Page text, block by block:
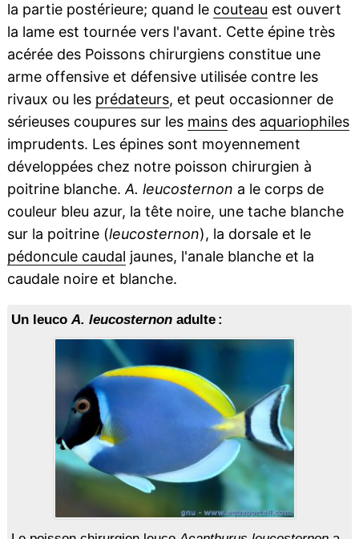
la partie postérieure; quand le couteau est ouvert
la lame est tournée vers l'avant. Cette épine très
acérée des Poissons chirurgiens constitue une
arme offensive et défensive utilisée contre les
rivaux ou les prédateurs, et peut occasionner de
sérieuses coupures sur les mainsdes aquariophiles
imprudents. Les épines sont moyennement
développées chez notre poisson chirurgien à
poitrine blanche. A. leucosternon a le corps de
couleur bleu azur, la tête noire, une tache blanche
sur la poitrine (leucosternon), la dorsale et le
pédoncule caudal jaunes, l'anale blanche et la
caudale noire et blanche.
Un leucoA. leucosternonadulte :